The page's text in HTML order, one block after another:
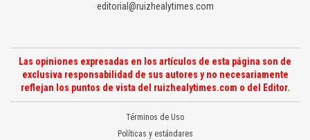
editorial@ruizhealytimes.com
Las opiniones expresadas en los artículos de esta página son de
exclusiva responsabilidad de sus autores y no necesariamente
reflejan los puntos de vista del ruizhealytimes.com o del Editor.
Términos de Uso
Políticas y estándares